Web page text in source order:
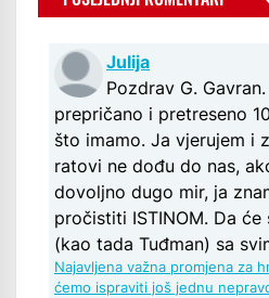
Julija
Pozdrav G.
prepričano i pretreseno
što imamo. Ja vjerujem i
ratovi ne dođu do nas,
dovoljno dugo mir, ja
pročistiti ISTINOM. Da
(kao tada Tuđman) sa
Najavljena važna promjena za
ćemo ispraviti još jednu